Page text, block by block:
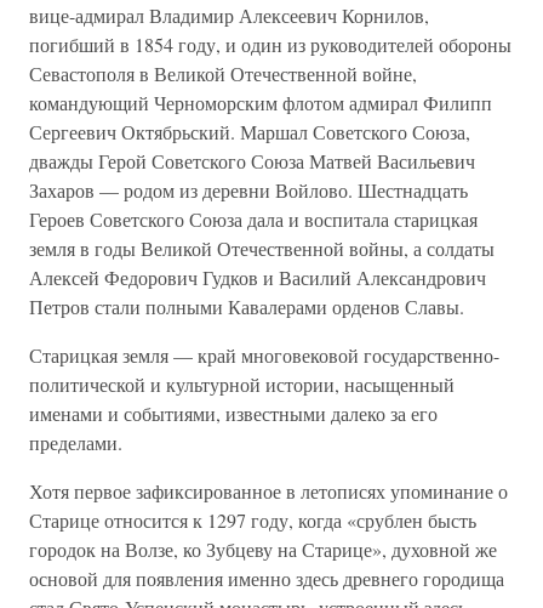
вице-адмирал Владимир Алексеевич Корнилов,
погибший в 1854 году, и один из руководителей обороны
Севастополя в Великой Отечественной войне,
командующий Черноморским флотом адмирал Филипп
Сергеевич Октябрьский. Маршал Советского Союза,
дважды Герой Советского Союза Матвей Васильевич
Захаров — родом из деревни Войлово. Шестнадцать
Героев Советского Союза дала и воспитала старицкая
земля в годы Великой Отечественной войны, а солдаты
Алексей Федорович Гудков и Василий Александрович
Петров стали полными Кавалерами орденов Славы.
Старицкая земля — край многовековой государственно-
политической и культурной истории, насыщенный
именами и событиями, известными далеко за его
пределами.
Хотя первое зафиксированное в летописях упоминание о
Старице относится к 1297 году, когда «срублен бысть
городок на Волзе, ко Зубцеву на Старице», духовной же
основой для появления именно здесь древнего городища